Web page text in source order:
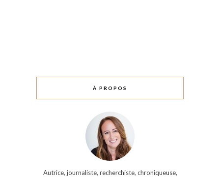
À PROPOS
Autrice, journaliste, recherchiste, chroniqueuse,